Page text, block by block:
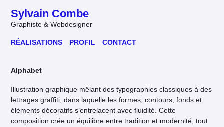
Sylvain Combe
Graphiste & Webdesigner
RÉALISATIONS PROFIL CONTACT
Alphabet
Illustration graphique mêlant des typographies classiques à des
lettrages graffiti, dans laquelle les formes, contours, fonds et
éléments décoratifs s’entrelacent avec fluidité. Cette
composition crée un équilibre entre tradition et modernité, tout